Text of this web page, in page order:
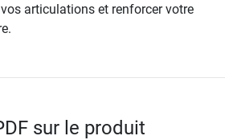
articulations et renforcer votre
sur le produit